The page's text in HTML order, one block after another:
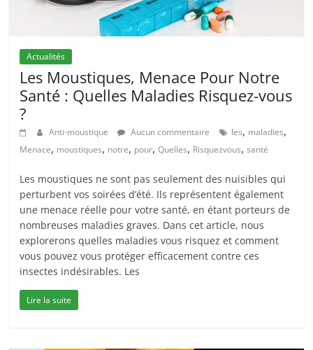
Actualités
Les Moustiques, Menace Pour Notre
Santé : Quelles Maladies Risquez-vous
?
Anti-moustique Aucun commentaire les, maladies,
Menace, moustiques, notre, pour,Quelles, Risquezvous,santé
Les moustiques ne sont pas seulement des nuisibles qui
perturbent vos soirées d’été. Ils représentent également
une menace réelle pour votre santé, en étant porteurs de
nombreuses maladies graves. Dans cet article, nous
explorerons quelles maladies vous risquez et comment
vous pouvez vous protéger efficacement contre ces
insectes indésirables. Les
Lire la suite